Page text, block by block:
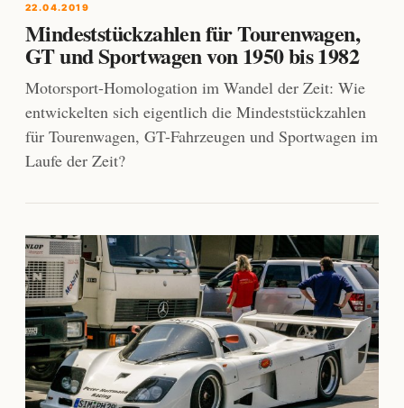
22.04.2019
Mindeststückzahlen für Tourenwagen,
GT und Sportwagen von 1950 bis 1982
Motorsport-Homologation im Wandel der Zeit: Wie
entwickelten sich eigentlich die Mindeststückzahlen
für Tourenwagen, GT-Fahrzeugen und Sportwagen im
Laufe der Zeit?